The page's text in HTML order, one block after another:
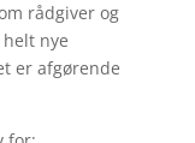
rådgiver og
nye
er afgørende